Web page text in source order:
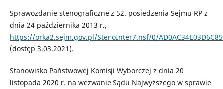
Sprawozdanie stenograficzne z 52. posiedzenia Sejmu RP z
dnia 24 października 2013 r.,
https://orka2.sejm.gov.pl/StenoInter7.nsf/0/
(dostęp 3.03.2021).
Stanowisko Państwowej Komisji Wyborczej z dnia 20
listopada 2020 r. na wezwanie Sądu Najwyższego w sprawie